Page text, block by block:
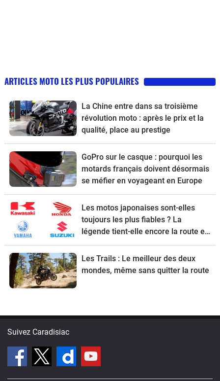
ARTICLES MOTO LES PLUS POPULAIRES
La Chine entre dans sa troisième
révolution moto : après le prix et la
qualité, place au prestige
GoPro sur le casque : pourquoi les
motards français doivent désormais
se méfier en voyageant en Europe
Les motos japonaises sont-elles
toujours les plus fiables ? La
légende tient-elle encore la route en
2026 ?
Les Trails : Le meilleur des deux
mondes, même sans quitter la route
Suivez Caradisiac